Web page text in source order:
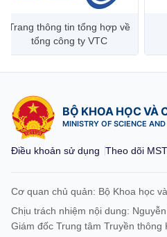
Trang thông tin tổng hợp về
tổng công ty VTC
BỘ KHOA HỌC VÀ
MINISTRY OF SCIENCE
Điều khoản sử dụng Theo dõi
Cơ quan chủ quản: Bộ Khoa học
Chịu trách nhiệm nội dung:
Giám đốc Trung tâm Truyền thông